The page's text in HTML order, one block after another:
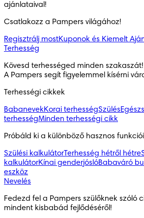
ajánlataival!
Csatlakozz a Pampers világához!
Regisztrálj mostKuponok és Kiemelt
Terhesség
Kövesd terhességed minden szakaszát!
A Pampers segít figyelemmel kísérni
Terhességi cikkek
BabanevekKorai terhességSzülés
terhességMinden terhességi cikk
Próbáld ki a különböző hasznos
Szülési kalkulátorTerhesség hétről hétre
kalkulátorKínai genderjóslóBabaváró
eszköz
Nevelés
Fedezd fel a Pampers szülőknek szóló
mindent kisbabád fejlődéséről!